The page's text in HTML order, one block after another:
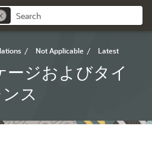
/ Not Applicable / Latest
ージおよびタイ
ス